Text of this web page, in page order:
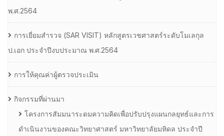
พ.ศ.2564
การเยี่ยมสํารวจ (SAR VISIT) หลักสูตรเวชศาสตร์ระดับโมเลกุล
ป.เอก ประจําปีงบประมาณ พ.ศ.2564
การให้คุณค่าผู้ตรวจประเมิน
กิจกรรมที่ผ่านมา
โครงการสัมมนาระดมความคิดเพื่อปรับปรุงแผนกลยุทธ์และการ
ดำเนินงานของคณะวิทยาศาสตร์ มหาวิทยาลัยมหิดล ประจำปี